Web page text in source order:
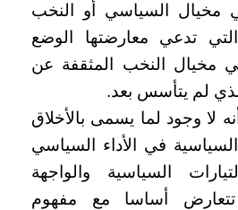
مخيال السياسي أو النخب
تدعي معارضتها الوضع
مخيال النخب المثقفة عن
لم يتأسس بعد.
لا وجود لما يسمى بالأخلاق
السياسية في الأداء السياسي
السياسية والواجهة
تتعارض أساسا مع مفهوم